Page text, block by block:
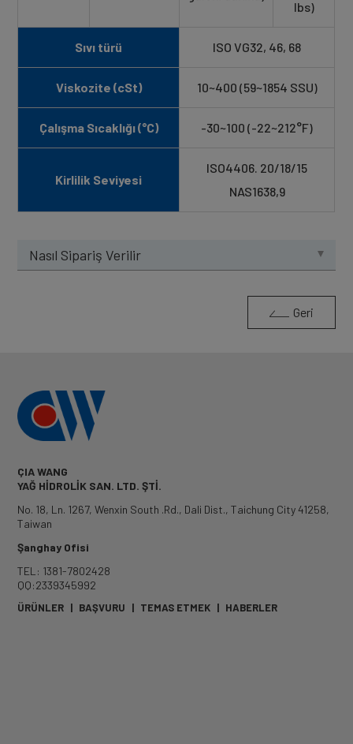
lbs)
Sıvı türü ISO VG32, 46, 68
Viskozite (cSt) 10~400 (59~1854 SSU)
Çalışma Sıcaklığı (°C) -30~100 (-22~212°F)
Kirlilik Seviyesi
ISO4406. 20/18/15
NAS1638,9
Nasıl Sipariş Verilir
Geri
ÇIA WANG
YAĞ HİDROLİK SAN. LTD. ŞTİ.
No. 18, Ln. 1267, Wenxin South .Rd., Dali Dist.,Taichung City41258,
Taiwan
Şanghay Ofisi
TEL: 1381-7802428
QQ:2339345992
ÜRÜNLER | BAŞVURU | TEMAS ETMEK | HABERLER